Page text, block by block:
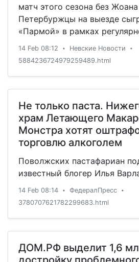
матч этого сезона без
Петербуржцы на выезде
«Пармой» в рамках
Единой лиги ВТБ. Командой
ассистент главного тренера
14 Feb 08:12 • Невские Новости •
5884236724979259489.html
Не только паста.
храм Летающего
Монстра хотят
торговлю алкоголем
Поволжских пастафариан
известный блогер Илья
14 Feb 08:14 • ФедералПресс •
3780707621782299683.html
ДОМ.РФ выделит 1,6